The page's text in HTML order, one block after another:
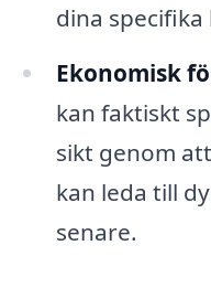
dina
Ekonomisk
kan faktiskt
sikt genom
kan leda till
senare.